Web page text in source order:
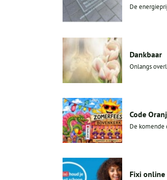
De
Dankbaar
Onlangs
Code
De komende
Fixi